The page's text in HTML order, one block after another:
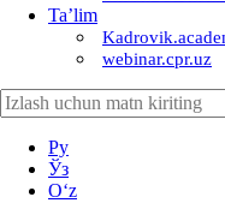
Ta’lim
webinar.cpr.uz
Ру
Ўз
Oʻz